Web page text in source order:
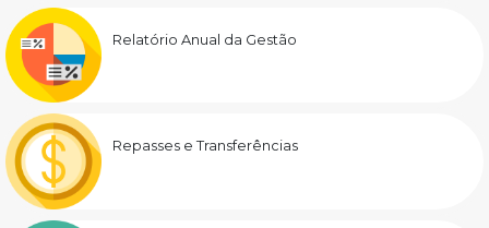
Relatório Anual da Gestão
Repasses e Transferências